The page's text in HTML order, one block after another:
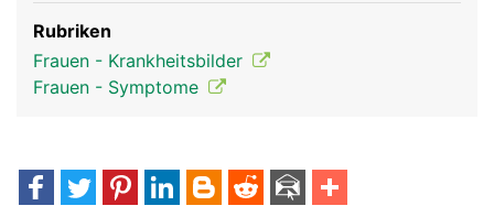
Rubriken
Frauen - Krankheitsbilder
Frauen - Symptome